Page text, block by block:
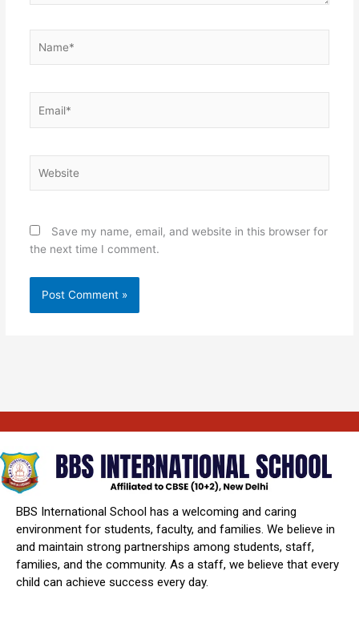
Save my name, email, and website in this browser for
the next time I comment.
BBS International School has a welcoming and caring
environment for students, faculty, and families. We believe in
and maintain strong partnerships among students, staff,
families, and the community. As a staff, we believe that every
child can achieve success every day.